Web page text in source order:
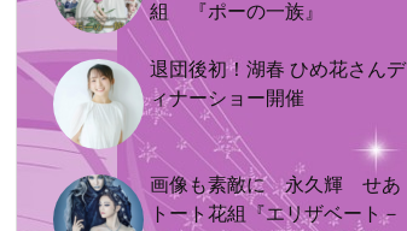
組 『ポーの一族』
退団後初！湖春 ひめ花さんデ
ィナーショー開催
画像も素敵に 永久輝 せあ
トート花組『エリザベート－